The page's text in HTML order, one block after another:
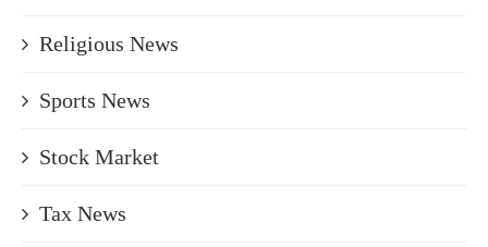
Religious News
Sports News
Stock Market
Tax News